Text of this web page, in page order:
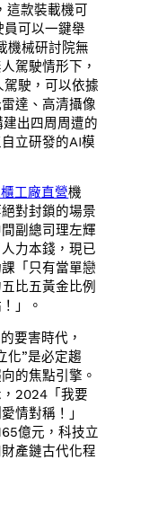
這款裝載機可
可以一鍵舉
機械研討院無
駕駛情形下，
駛，可以依據
達、高清攝像
出四周周遭的
立研發的AI模
工廠直營機
對封鎖的場景
副總司理左輝
力本錢，現已
「只有當單戀
比五黃金比例
」。
要害時代，
化”是必定趨
的焦點引擎。
2024「我要
情對稱！」
億元，科技立
產鏈古代化程